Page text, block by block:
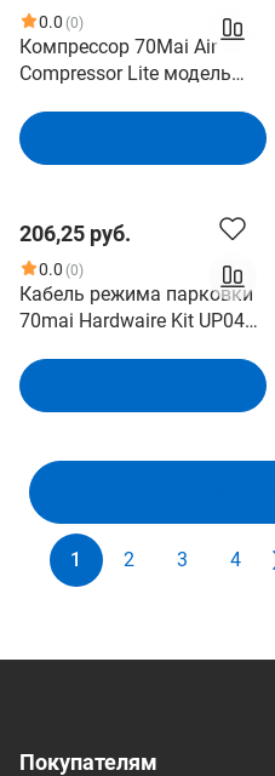
0.0 (0)
Компрессор 70Mai Air
Compressor Lite модель
Автомобильный
компрессор, черный,
Металлический корпус
206,25 руб.
0.0 (0)
Кабель режима парковки
70mai Hardwaire Kit UP04
70mai Hardware Kit UP04
1 2 3 4
Покупателям